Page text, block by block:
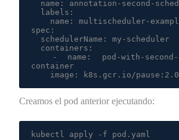
spec:
container
    image: k8s.gcr.io/pause:2.0
Creamos el pod anterior ejecutando:
kubectl apply -f pod.yaml